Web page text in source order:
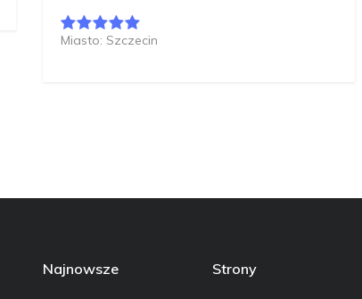
Miasto: Szczecin
Najnowsze Strony